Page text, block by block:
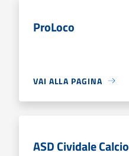
ProLoco
VAI ALLA PAGINA
ASD Cividale Calcio